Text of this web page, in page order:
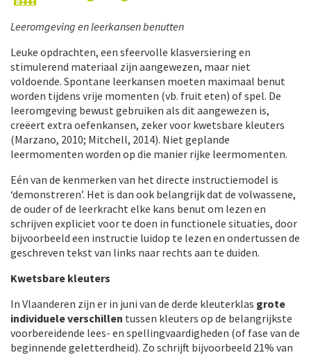
Leeromgeving en leerkansen benutten
Leuke opdrachten, een sfeervolle klasversiering en
stimulerend materiaal zijn aangewezen, maar niet
voldoende. Spontane leerkansen moeten maximaal benut
worden tijdens vrije momenten (vb. fruit eten) of spel. De
leeromgeving bewust gebruiken als dit aangewezen is,
creëert extra oefenkansen, zeker voor kwetsbare kleuters
(Marzano, 2010; Mitchell, 2014). Niet geplande
leermomenten worden op die manier rijke leermomenten.
Eén van de kenmerken van het directe instructiemodel is
‘demonstreren’. Het is dan ook belangrijk dat de volwassene,
de ouder of de leerkracht elke kans benut om lezen en
schrijven expliciet voor te doen in functionele situaties, door
bijvoorbeeld een instructie luidop te lezen en ondertussen de
geschreven tekst van links naar rechts aan te duiden.
Kwetsbare kleuters
In Vlaanderen zijn er in juni van de derde kleuterklas grote
individuele verschillen tussen kleuters op de belangrijkste
voorbereidende lees- en spellingvaardigheden (of fase van de
beginnende geletterdheid). Zo schrijft bijvoorbeeld 21% van